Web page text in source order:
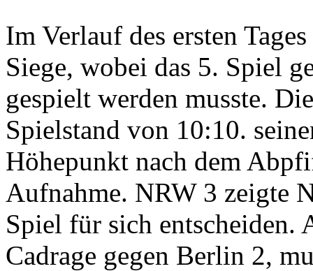
Im Verlauf des ersten
Siege, wobei das 5. Spiel
gespielt werden musste.
Spielstand von 10:10.
Höhepunkt nach dem
Aufnahme. NRW 3 zeigte
Spiel für sich entscheiden.
Cadrage gegen Berlin 2,